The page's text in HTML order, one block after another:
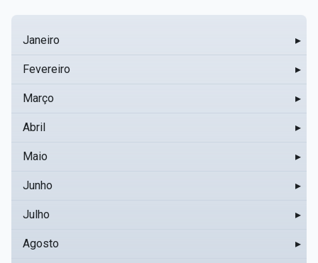
Janeiro ▸
Fevereiro ▸
Março ▸
Abril ▸
Maio ▸
Junho ▸
Julho ▸
Agosto ▸